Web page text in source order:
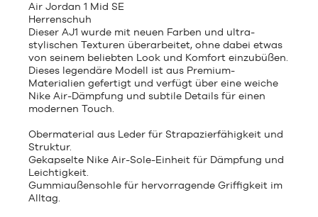
Air Jordan 1 Mid SE
Herrenschuh
Dieser AJ1 wurde mit neuen Farben und ultra-
stylischen Texturen überarbeitet, ohne dabei etwas
von seinem beliebten Look und Komfort einzubüßen.
Dieses legendäre Modell ist aus Premium-
Materialien gefertigt und verfügt über eine weiche
Nike Air-Dämpfung und subtile Details für einen
modernen Touch.
Obermaterial aus Leder für Strapazierfähigkeit und
Struktur.
Gekapselte Nike Air-Sole-Einheit für Dämpfung und
Leichtigkeit.
Gummiaußensohle für hervorragende Griffigkeit im
Alltag.